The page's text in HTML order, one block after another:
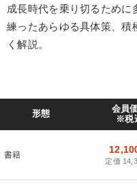
成長時代を乗り切るために
練ったあらゆる具体策、積
く解説。
形態
会員
※税
書籍
定価